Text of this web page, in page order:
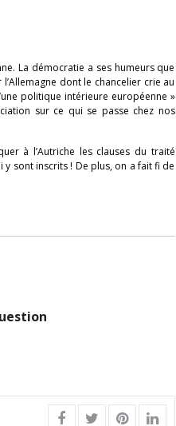
La démocratie a ses humeurs que
dont le chancelier crie au
politique intérieure européenne »
sur ce qui se passe chez nos
à l’Autriche les clauses du traité
sont inscrits ! De plus, on a fait fi de